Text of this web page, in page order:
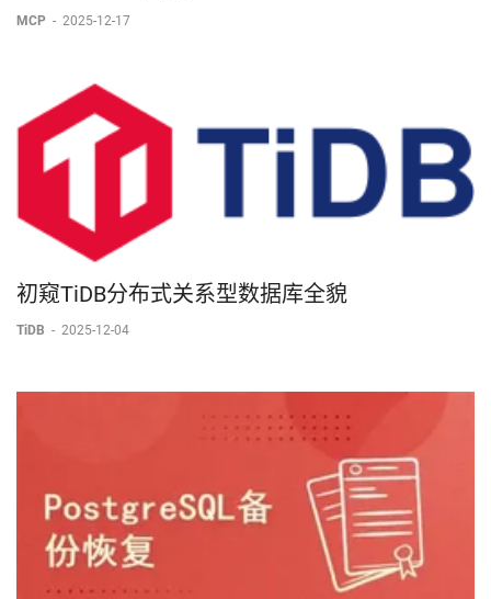
MCP - 2025-12-17
初窥TiDB分布式关系型数据库全貌
TiDB - 2025-12-04